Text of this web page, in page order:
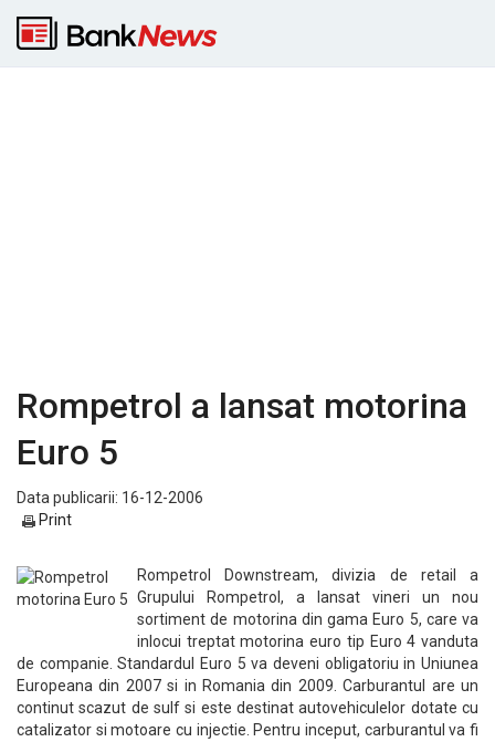
Rompetrol a lansat motorina
Euro 5
Data publicarii: 16-12-2006
Print
Rompetrol Downstream, divizia de retail a
Grupului Rompetrol, a lansat vineri un nou
sortiment de motorina din gama Euro 5, care va
inlocui treptat motorina euro tip Euro 4 vanduta
de companie. Standardul Euro 5 va deveni obligatoriu in Uniunea
Europeana din 2007 si in Romania din 2009. Carburantul are un
continut scazut de sulf si este destinat autovehiculelor dotate cu
catalizator si motoare cu injectie. Pentru inceput, carburantul va fi